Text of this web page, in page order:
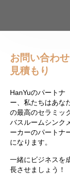
お問い合わせ
見積もり
HanYuのパートナ
ー、私たちはあな
の最高のセラミッ
バスルームシンク
ーカーのパートナ
になります。
一緒にビジネスを
長させましょう！